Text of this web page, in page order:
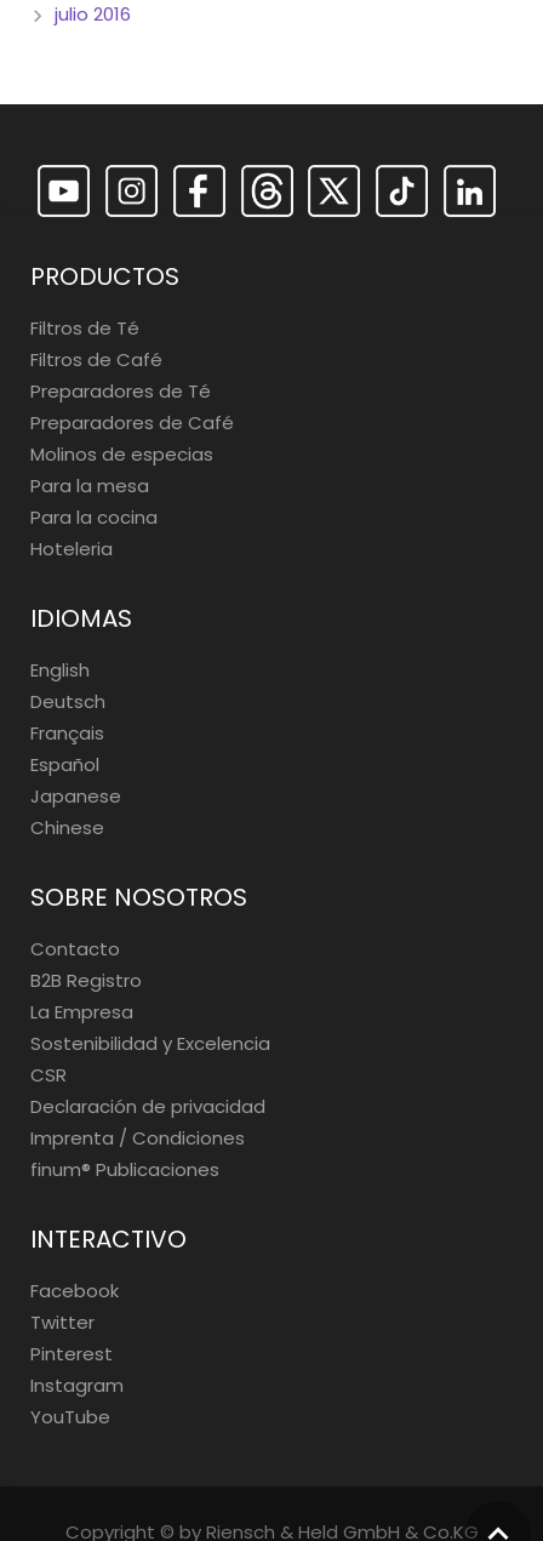
julio 2016
PRODUCTOS
Filtros de Té
Filtros de Café
Preparadores de Té
Preparadores de Café
Molinos de especias
Para la mesa
Para la cocina
Hoteleria
IDIOMAS
English
Deutsch
Français
Español
Japanese
Chinese
SOBRE NOSOTROS
Contacto
B2B Registro
La Empresa
Sostenibilidad y Excelencia
CSR
Declaración de privacidad
Imprenta / Condiciones
finum®️ Publicaciones
INTERACTIVO
Facebook
Twitter
Pinterest
Instagram
YouTube
Copyright © by Riensch & Held GmbH & Co.KG